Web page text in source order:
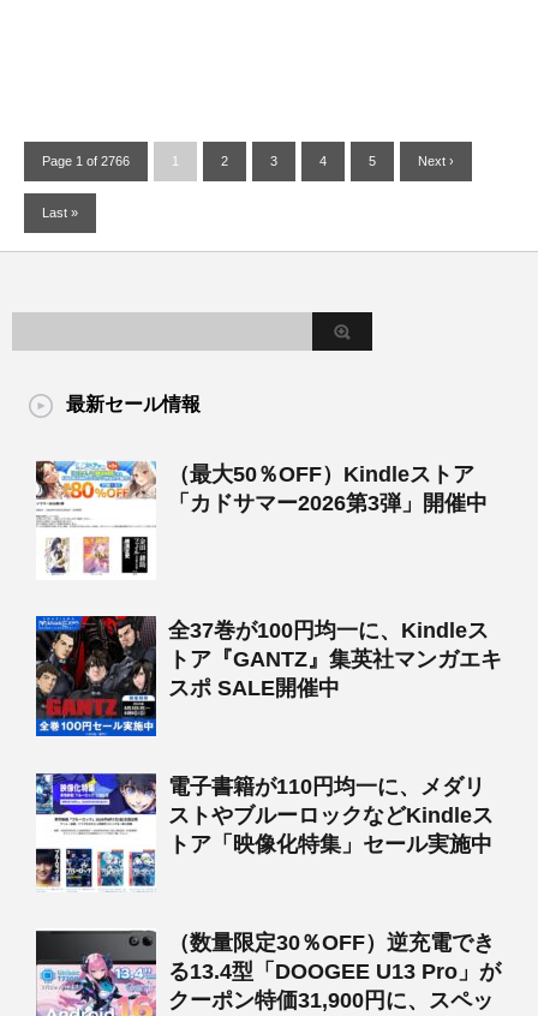
Page 1 of 2766 1 2 3 4 5 Next ›
Last »
最新セール情報
（最大50％OFF）Kindleストア
「カドサマー2026第3弾」開催中
全37巻が100円均一に、Kindleス
トア『GANTZ』集英社マンガエキ
スポ SALE開催中
電子書籍が110円均一に、メダリ
ストやブルーロックなどKindleス
トア「映像化特集」セール実施中
（数量限定30％OFF）逆充電でき
る13.4型「DOOGEE U13 Pro」が
クーポン特価31,900円に、スペッ